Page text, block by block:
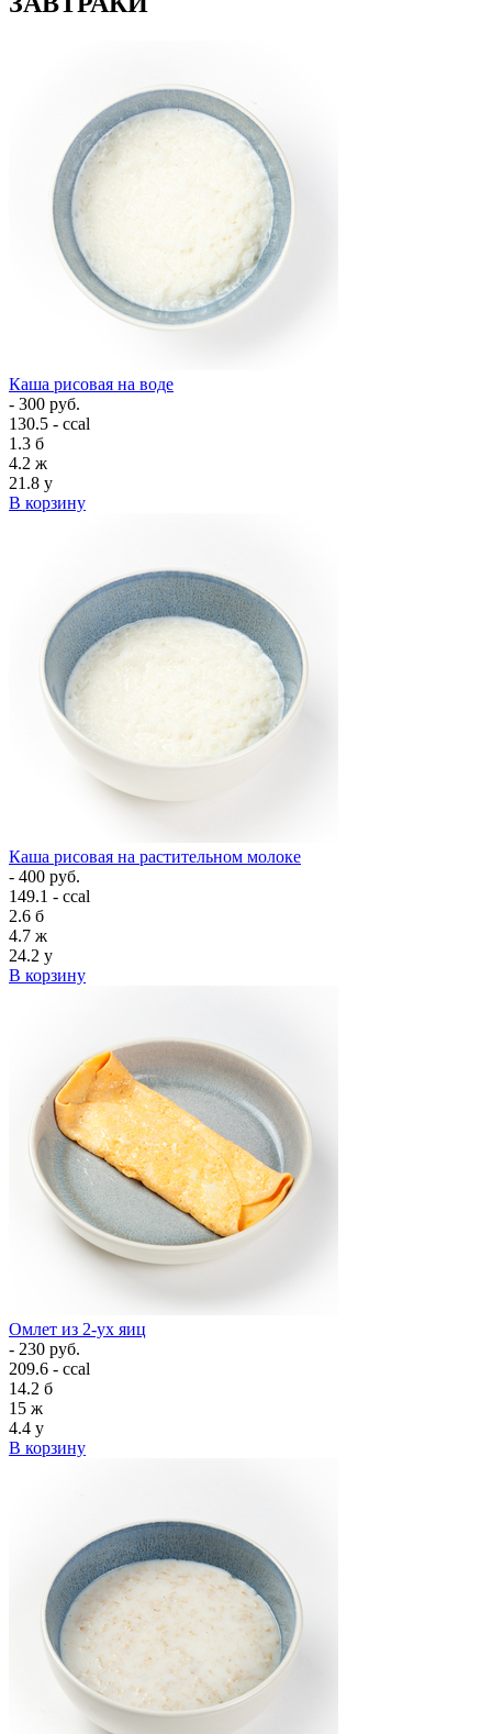
Каша рисовая на воде
- 300 руб.
130.5 - ccal
1.3 б
4.2 ж
21.8 у
В корзину
Каша рисовая на растительном молоке
- 400 руб.
149.1 - ccal
2.6 б
4.7 ж
24.2 у
В корзину
Омлет из 2-ух яиц
- 230 руб.
209.6 - ccal
14.2 б
15 ж
4.4 у
В корзину